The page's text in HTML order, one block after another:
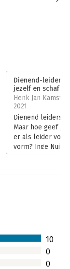
Dienend-
jezelf en schaf dit
Henk Jan
2021
Dienend
Maar hoe geef je
er als leider voor
vorm? Inge
op weg in
10
0
0